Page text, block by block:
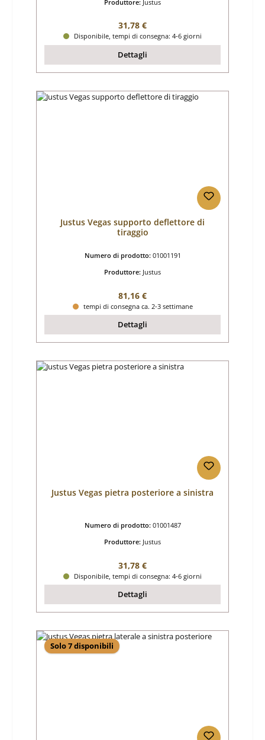
Produttore: Justus
Prezzo normale:
31,78 €
Disponibile, tempi di consegna: 4-6 giorni
Dettagli
Justus Vegas supporto deflettore di
tiraggio
Numero di prodotto: 01001191
Produttore: Justus
Prezzo normale:
81,16 €
tempi di consegna ca. 2-3 settimane
Dettagli
Justus Vegas pietra posteriore a sinistra
Numero di prodotto: 01001487
Produttore: Justus
Prezzo normale:
31,78 €
Disponibile, tempi di consegna: 4-6 giorni
Dettagli
Solo 7 disponibili